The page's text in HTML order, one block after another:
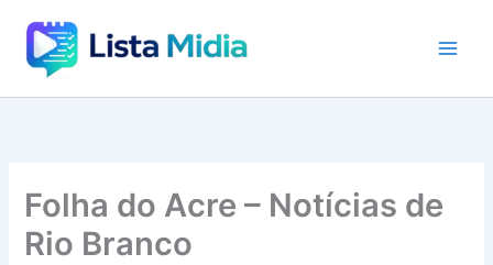
para
Folha do Acre – Notícias de
Rio Branco